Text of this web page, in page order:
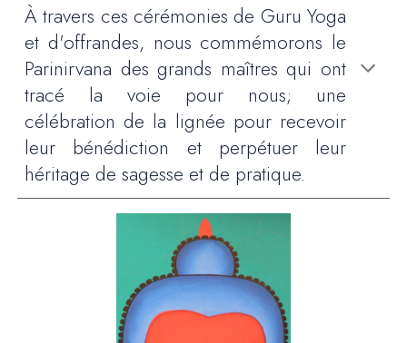
À travers ces cérémonies de Guru Yoga
et d'offrandes, nous commémorons le
Parinirvana des grands maîtres qui ont
tracé la voie pour nous; une
célébration de la lignée pour recevoir
leur bénédiction et perpétuer leur
héritage de sagesse et de pratique.